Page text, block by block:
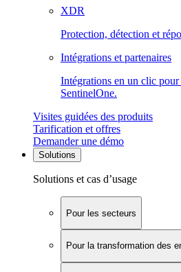
XDR
Protection, détection et
Intégrations et partenaires
Intégrations en un clic
SentinelOne.
Visites guidées des produits
Tarification et offres
Demander une démo
Solutions
Solutions et cas d’usage
Pour les secteurs
Pour la transformation des